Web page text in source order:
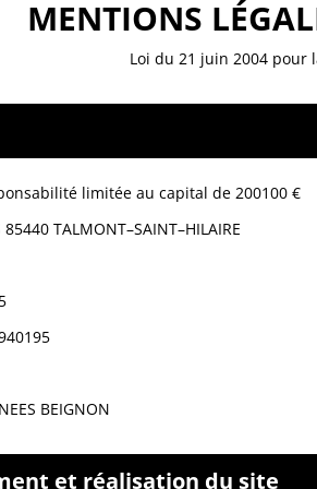
MENTIONS
Loi du 21 juin 2004 pour
limitée au capital de 200100 €
85440 TALMONT–SAINT–HILAIRE
BEIGNON
et réalisation du site